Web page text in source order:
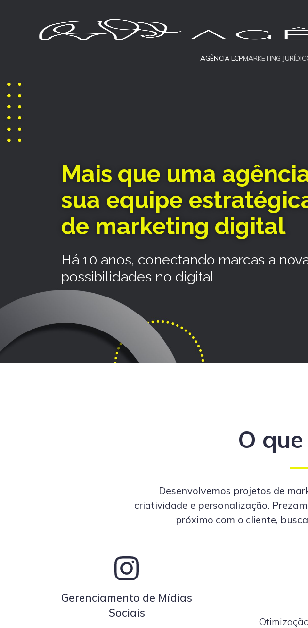
AGÊNCIA LCPMARKETING
Mais que uma
sua equipe
de marketing digital
Há 10 anos, conectando marcas a
possibilidades no digital
O
Desenvolvemos projetos de
criatividade e personalização.
próximo com o cliente,
Gerenciamento de Mídias
Sociais